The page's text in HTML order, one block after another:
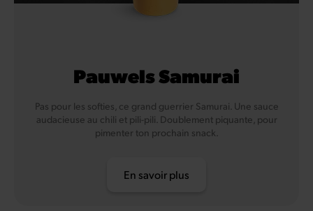
Pauwels Samurai
Pas pour les softies, ce grand guerrier Samurai. Une sauce
audacieuse au chili et pili-pili. Doublement piquante, pour
pimenter ton prochain snack.
En savoir plus